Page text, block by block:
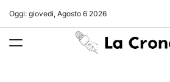
Oggi: giovedì, Agosto 6 2026
La